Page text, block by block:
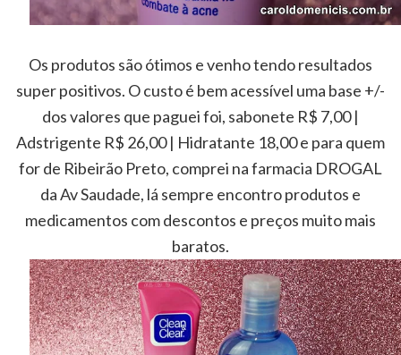
Os produtos são ótimos e venho tendo resultados
super positivos. O custo é bem acessível uma base +/-
dos valores que paguei foi, sabonete R$ 7,00 |
Adstrigente R$ 26,00 | Hidratante 18,00 e para quem
for de Ribeirão Preto, comprei na farmacia DROGAL
da Av Saudade, lá sempre encontro produtos e
medicamentos com descontos e preços muito mais
baratos.